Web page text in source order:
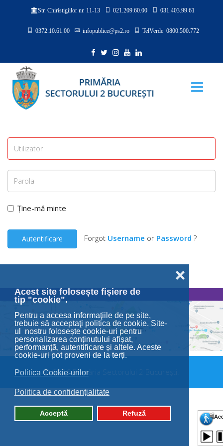
Acest site folosește fișiere de
tip "cookie".
Pentru a accesa informaţiile de pe site,
trebuie să acceptaţi politica de cookie. Site-
ul nostru folosește cookie-uri pentru
personalizarea conținutului afișat,
performanță, autentificare și altele. Aceste
cookie-uri pot proveni de la terți.
Politica Cookie-urilor
Politica de confidențialitate
Acceptă Refuză
❌
Str. Chiristigiilor nr. 11-13 021.209.60.00 031.403.99.61
0372.10.61.00 infopublice@ps2.ro TelVerde 0800.500.772
Ține-mă minte
Autentificare Forgot Username or Password ?
© 2026 Primăria Sectorului 2 București.